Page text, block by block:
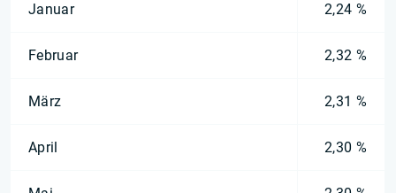
Januar 2,24 %
Februar 2,32 %
März 2,31 %
April 2,30 %